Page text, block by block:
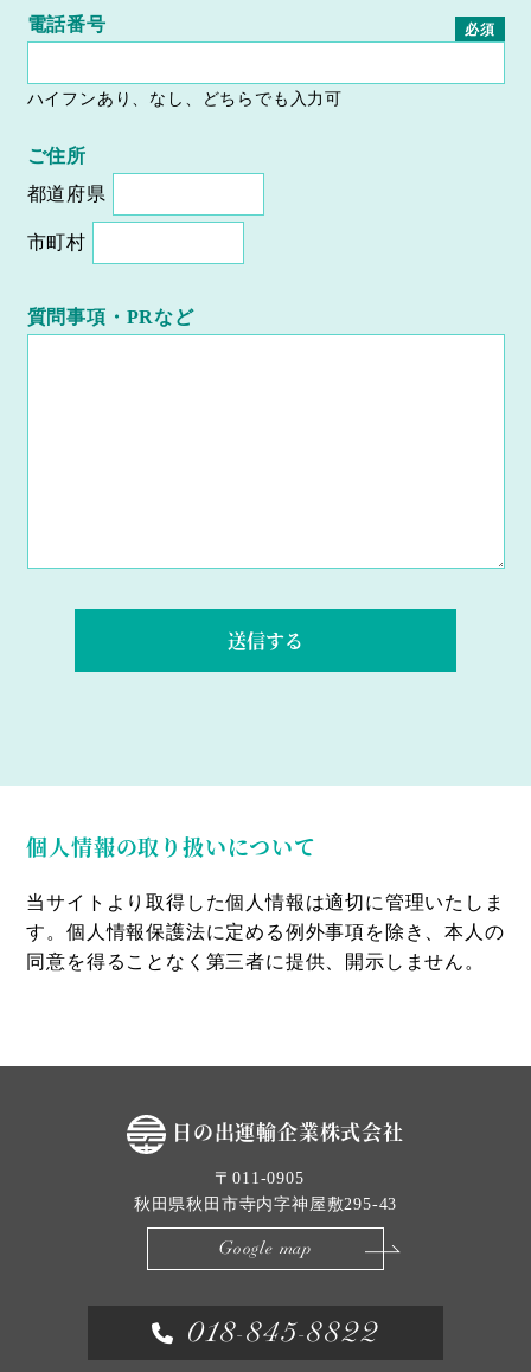
電話番号 必須
ハイフンあり、なし、どちらでも入力可
ご住所
都道府県
市町村
質問事項・PRなど
個人情報の取り扱いについて
当サイトより取得した個人情報は適切に管理いたしま
す。個人情報保護法に定める例外事項を除き、本人の
同意を得ることなく第三者に提供、開示しません。
日の出運輸企業株式会社
〒011-0905
秋田県秋田市寺内字神屋敷295-43
Google map
018-845-8822